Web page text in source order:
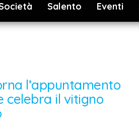
Salento Eventi
l’appuntamento
celebra il vitigno